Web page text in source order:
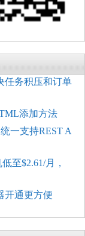
任务积压和订单
添加方法
一支持REST A
至$2.61/月，
开通更方便